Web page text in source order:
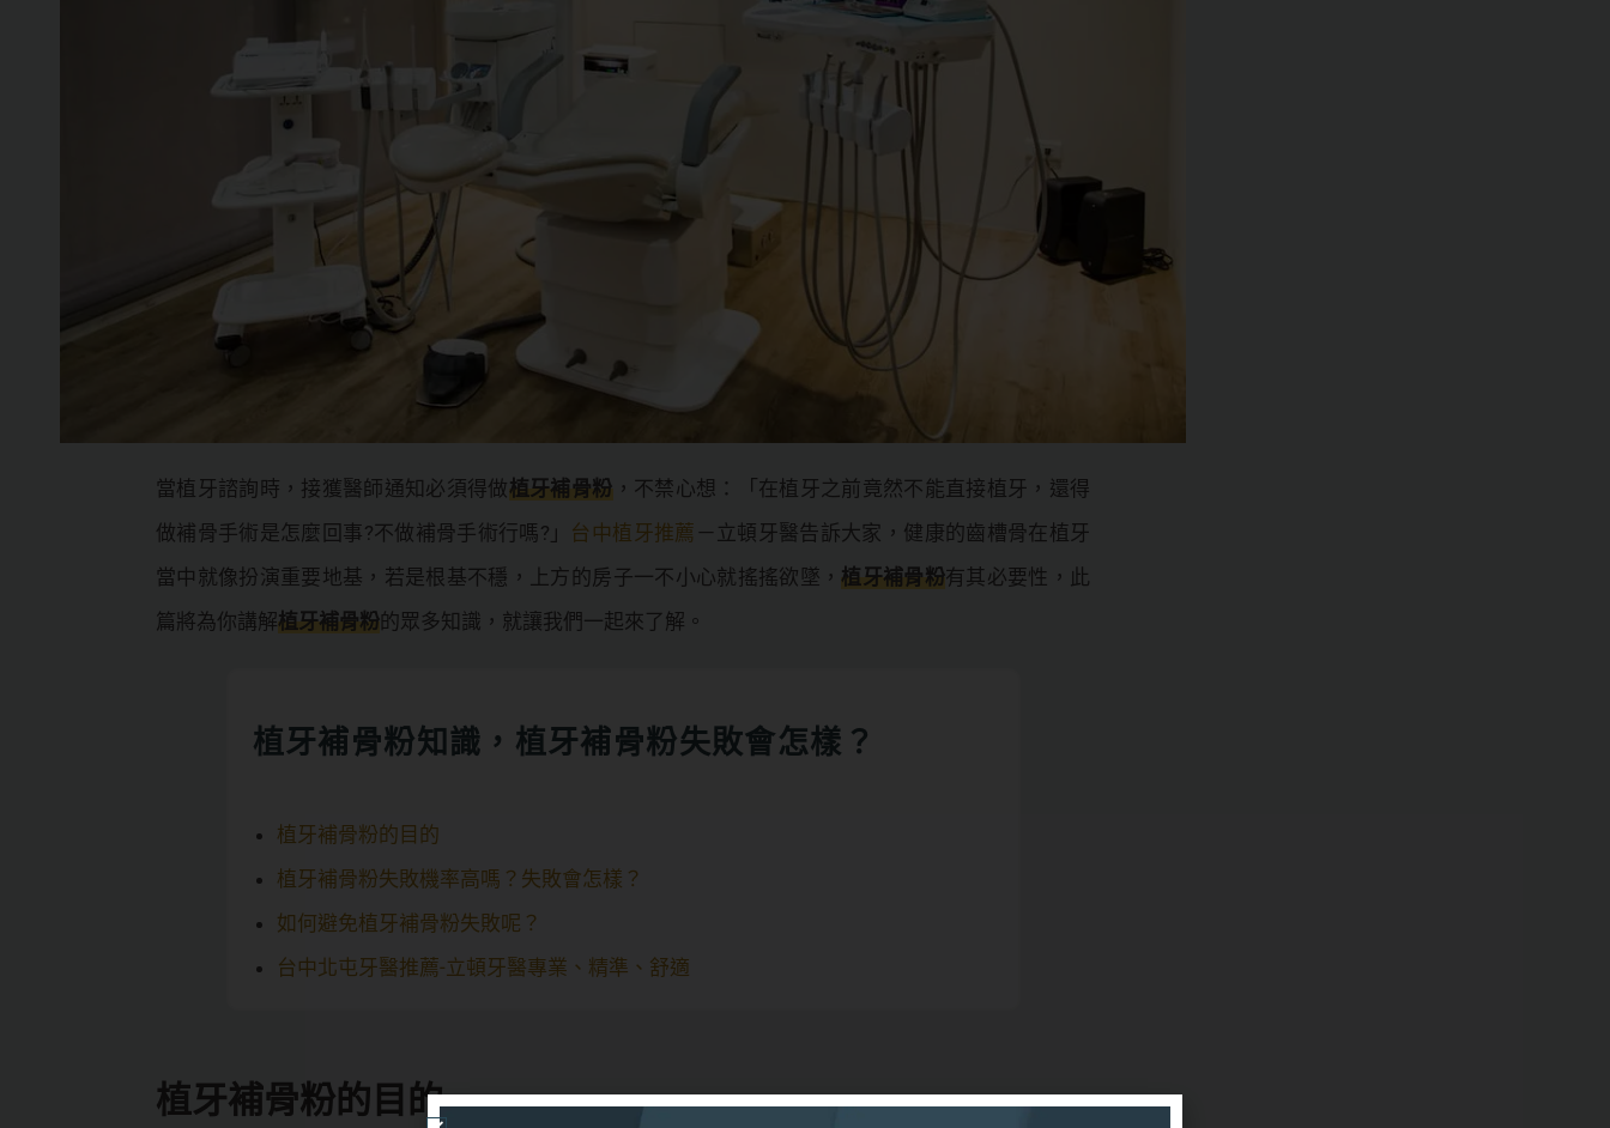
當植牙諮詢時，接獲醫師通知必須得做植牙補骨粉，不禁心想：「在植牙之前竟然不能直接植牙，還得
做補骨手術是怎麼回事?不做補骨手術行嗎?」 台中植牙推薦 －立頓牙醫告訴大家，健康的齒槽骨在植牙
當中就像扮演重要地基，若是根基不穩，上方的房子一不小心就搖搖欲墜，植牙補骨粉有其必要性，此
篇將為你講解植牙補骨粉的眾多知識，就讓我們一起來了解。
植牙補骨粉知識，植牙補骨粉失敗會怎樣？
植牙補骨粉的目的
植牙補骨粉失敗機率高嗎？失敗會怎樣？
如何避免植牙補骨粉失敗呢？
台中北屯牙醫推薦-立頓牙醫專業、精準、舒適
植牙補骨粉的目的